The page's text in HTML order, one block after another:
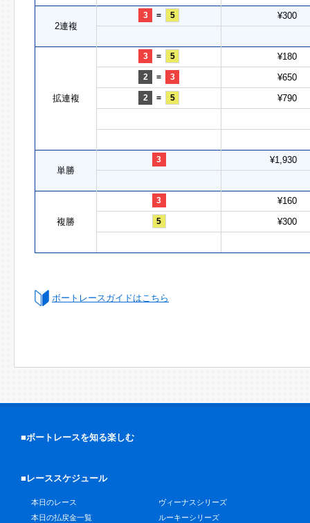
2連複
3 = 5 ¥300
拡連複
3 = 5 ¥180
2 = 3 ¥650
2 = 5 ¥790
単勝
3 ¥1,930
複勝
3 ¥160
5 ¥300
ボートレースガイドはこちら
■ボートレースを知る楽しむ
■レーススケジュール
本日のレース
本日の払戻金一覧
ヴィーナスシリーズ
ルーキーシリーズ